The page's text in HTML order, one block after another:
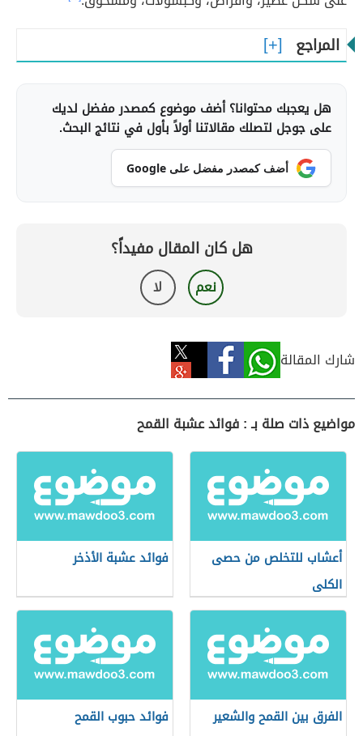
المراجع
هل يعجبك محتوانا؟ أضف موضوع كمصدر مفضل لديك
على جوجل لتصلك مقالاتنا أولاً بأول في نتائج البحث.
أضف كمصدر مفضل على Google
هل كان المقال مفيداً؟
نعم لا
شارك المقالة
مواضيع ذات صلة بـ : فوائد عشبة القمح
أعشاب للتخلص من حصى
الكلى
فوائد عشبة الأذخر
الفرق بين القمح والشعير فوائد حبوب القمح